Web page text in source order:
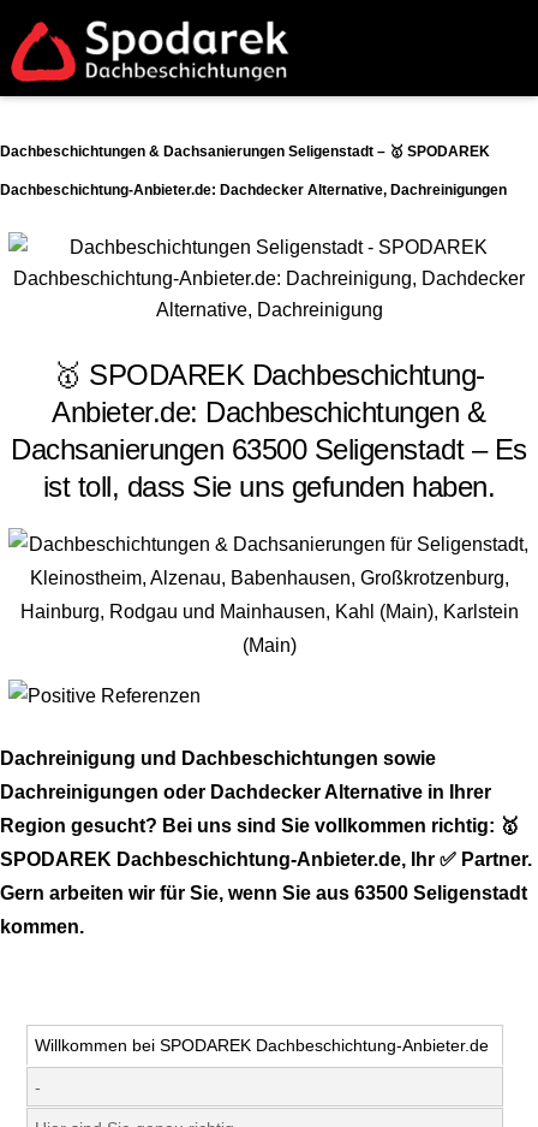
Dachbeschichtungen & Dachsanierungen Seligenstadt – 🥇 SPODAREK
Dachbeschichtung-Anbieter.de: Dachdecker Alternative, Dachreinigungen
🥇 SPODAREK Dachbeschichtung-
Anbieter.de: Dachbeschichtungen &
Dachsanierungen 63500 Seligenstadt – Es
ist toll, dass Sie uns gefunden haben.
Dachreinigung und Dachbeschichtungen sowie
Dachreinigungen oder Dachdecker Alternative in Ihrer
Region gesucht? Bei uns sind Sie vollkommen richtig: 🥇
SPODAREK Dachbeschichtung-Anbieter.de, Ihr ✅ Partner.
Gern arbeiten wir für Sie, wenn Sie aus 63500 Seligenstadt
kommen.
Willkommen bei SPODAREK Dachbeschichtung-Anbieter.de
-